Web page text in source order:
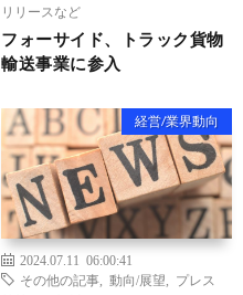
リリースなど
フォーサイド、トラック貨物
輸送事業に参入
経営/業界動向
2024.07.11 06:00:41
その他の記事
動向/展望
プレス